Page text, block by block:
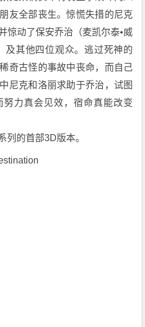
t
o
n》
[2
0
0
悚]
友全部丧生。惊慌失措的尼克
惊动了保安乔治（麦凯尔泰•威
及其他四位观众。逃过死神的
奇古怪的事故中丧命，而自己
尼克和洛丽求助于乔治，试图
力真会见效，宿命真能改变
的首部3D版本。